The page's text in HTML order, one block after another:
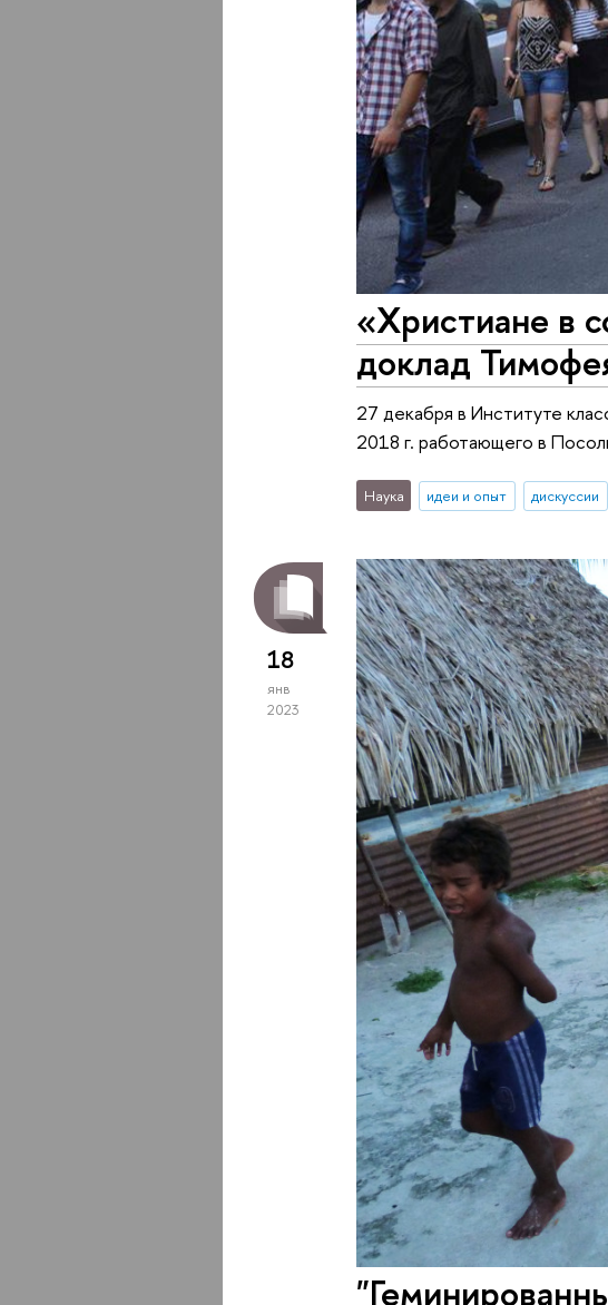
«Христиане в
доклад
27 декабря в Институте
2018 г. работающего в
Наука идеи и опыт дискуссии
18
янв
2023